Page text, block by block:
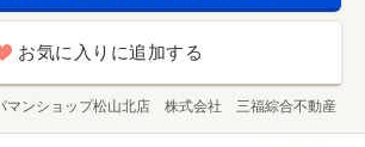
お気に入りに追加する
マンショップ松山北店 株式会社 三福綜合不動産